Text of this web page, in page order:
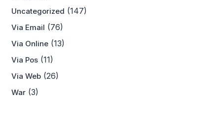
Uncategorized (147)
Via Email (76)
Via Online (13)
Via Pos (11)
Via Web (26)
War (3)